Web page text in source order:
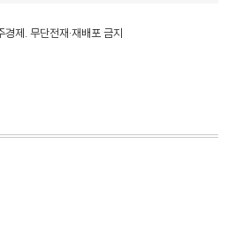
제. 무단전재·재배포 금지